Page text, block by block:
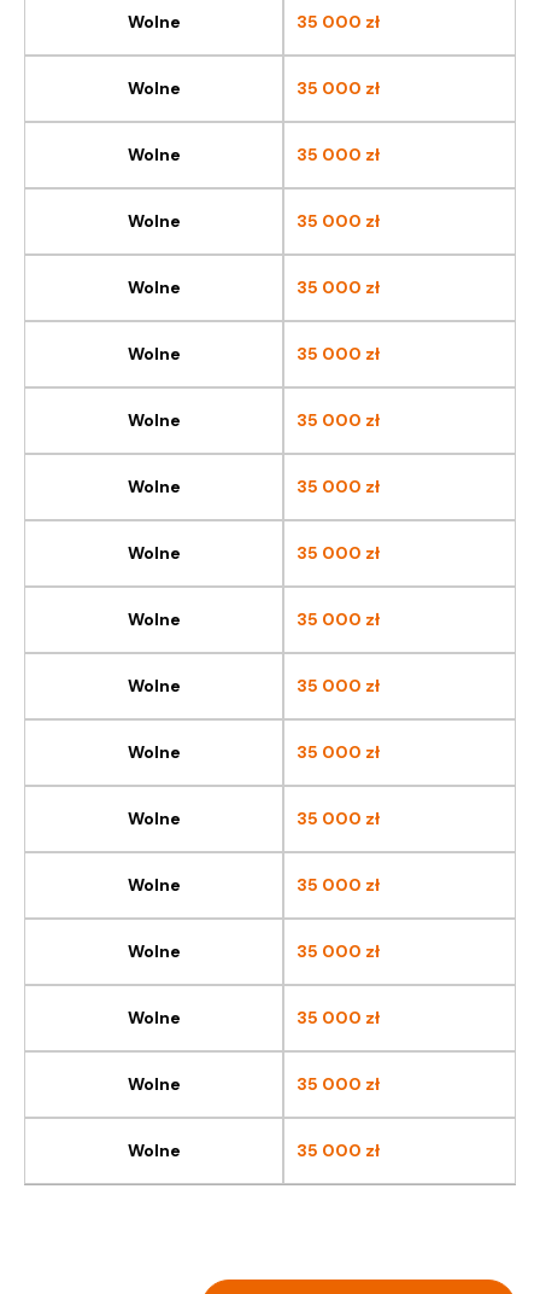
Wolne 35 000 zł
Wolne 35 000 zł
Wolne 35 000 zł
Wolne 35 000 zł
Wolne 35 000 zł
Wolne 35 000 zł
Wolne 35 000 zł
Wolne 35 000 zł
Wolne 35 000 zł
Wolne 35 000 zł
Wolne 35 000 zł
Wolne 35 000 zł
Wolne 35 000 zł
Wolne 35 000 zł
Wolne 35 000 zł
Wolne 35 000 zł
Wolne 35 000 zł
Wolne 35 000 zł